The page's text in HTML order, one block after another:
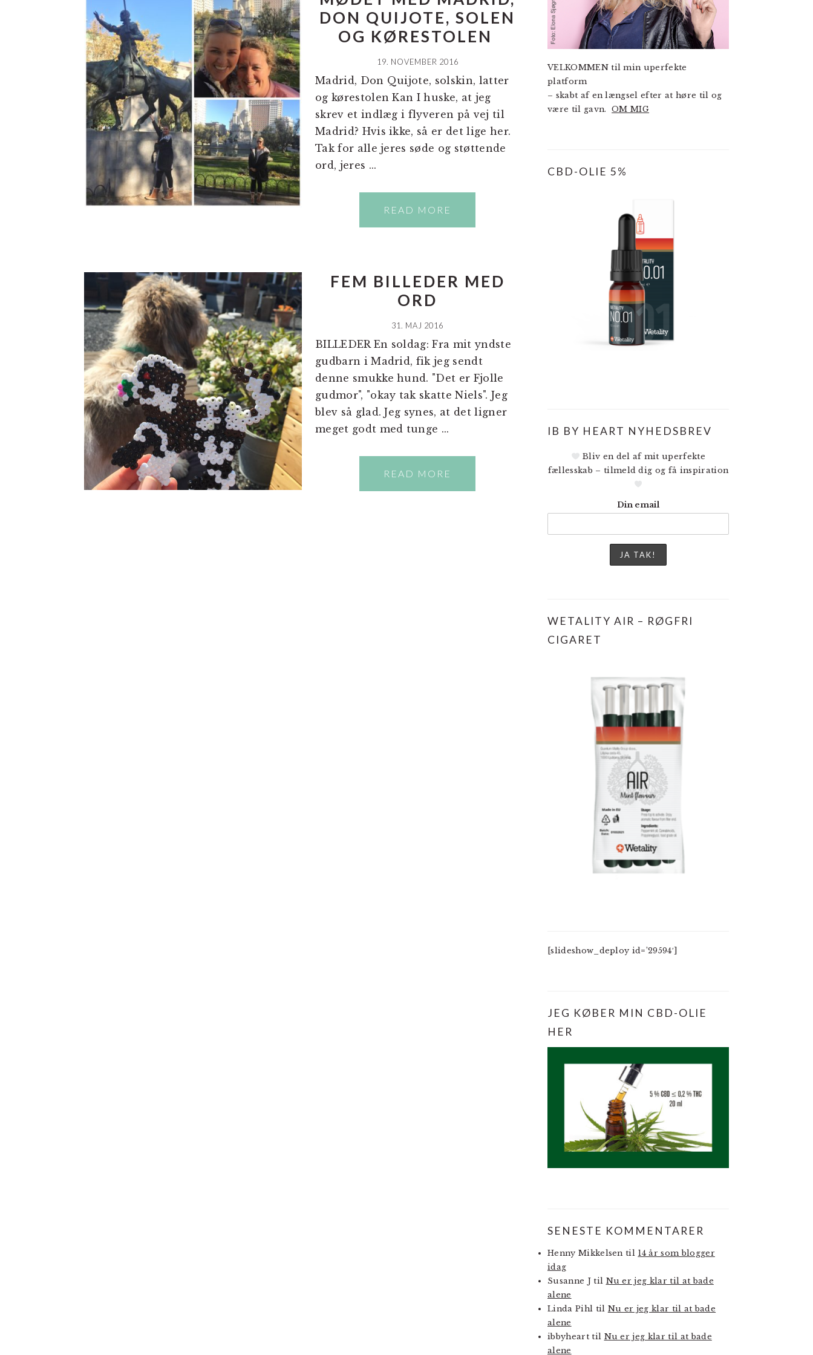
DON QUIJOTE , SOLEN
OG KØRESTOLEN
19. NOVEMBER 2016
Madrid, Don Quijote, solskin, latter
og kørestolen Kan I huske, at jeg
skrev et indlæg i flyveren på vej til
Madrid? Hvis ikke, så er det lige her.
Tak for alle jeres søde og støttende
ord, jeres ...
READ MORE
FEM BILLEDER MED
ORD
31. MAJ 2016
BILLEDER En soldag: Fra mit yndste
gudbarn i Madrid, fik jeg sendt
denne smukke hund. "Det er Fjolle
gudmor", "okay tak skatte Niels". Jeg
blev så glad. Jeg synes, at det ligner
meget godt med tunge ...
READ MORE
VELKOMMEN til min uperfekte
platform
– skabt af en længsel efter at høre til og
være til gavn.OM MIG
CBD-OLIE 5%
IB BY HEART NYHEDSBREV
Bliv en del af mit uperfekte
fællesskab – tilmeld dig og få inspiration
Din email
WETALITY AIR – RØGFRI
CIGARET
[slideshow_deploy id=’29594′]
JEG KØBER MIN CBD-OLIE
HER
SENESTE KOMMENTARER
Henny Mikkelsen til 14 år som blogger
idag
Susanne Jtil Nu er jeg klar til at bade
alene
Linda Pihl til Nu er jeg klar til at bade
alene
ibbyhearttil Nu er jeg klar til at bade
alene